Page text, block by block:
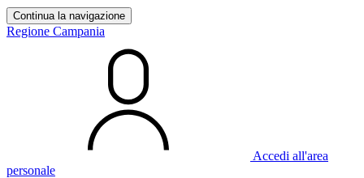
Continua la navigazione
Regione Campania
Accedi all'area
personale